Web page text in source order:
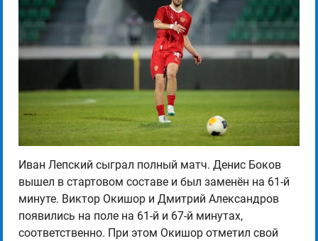
Иван Лепский сыграл полный матч. Денис Боков
вышел в стартовом составе и был заменён на 61-й
минуте. Виктор Окишор и Дмитрий Александров
появились на поле на 61-й и 67-й минутах,
соответственно. При этом Окишор отметил свой